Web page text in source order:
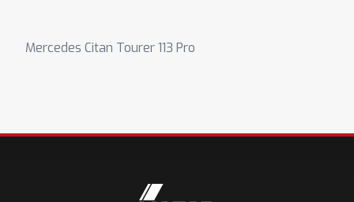
Mercedes Citan Tourer 113 Pro